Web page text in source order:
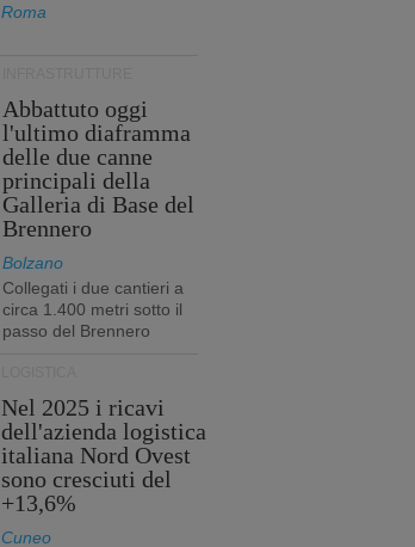
Roma
Abbattuto oggi
l'ultimo diaframma
delle due canne
principali della
Galleria di Base del
Brennero
Bolzano
Collegati i due cantieri a
circa 1.400 metri sotto il
passo del Brennero
Nel 2025 i ricavi
dell'azienda logistica
italiana Nord Ovest
sono cresciuti del
+13,6%
Cuneo